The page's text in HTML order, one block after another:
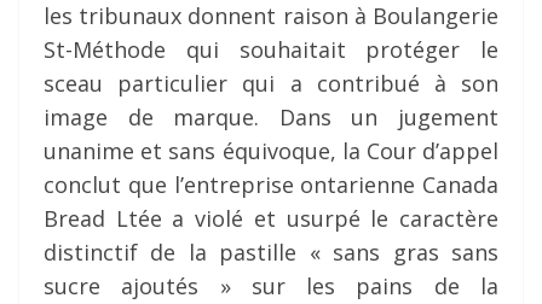
les tribunaux donnent raison à Boulangerie
St-Méthode qui souhaitait protéger le
sceau particulier qui a contribué à son
image de marque. Dans un jugement
unanime et sans équivoque, la Cour d’appel
conclut que l’entreprise ontarienne Canada
Bread Ltée a violé et usurpé le caractère
distinctif de la pastille « sans gras sans
sucre ajoutés » sur les pains de la